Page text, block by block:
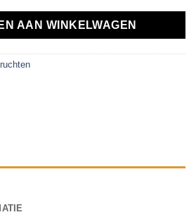
AAN WINKELWAGEN